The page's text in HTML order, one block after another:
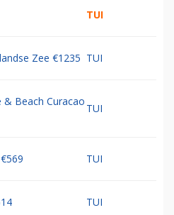
TUI
Zee €1235 TUI
& Beach Curacao
TUI
TUI
TUI